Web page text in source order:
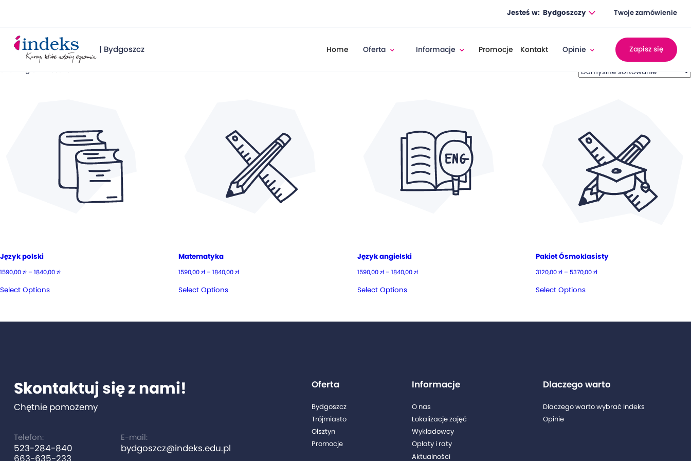
Jesteś w: Bydgoszczy Twoje zamówienie
| Bydgoszcz Home Oferta Informacje Promocje Kontakt Opinie Zapisz się
Język polski
1590,00zł – 1840,00złZakres
Select Options
Matematyka
1590,00zł – 1840,00złZakres
Select Options
Język angielski
1590,00zł – 1840,00złZakres
Select Options
Pakiet Ósmoklasisty
3120,00zł – 5370,00złZakres
Select Options
Skontaktuj się z nami!
Chętnie pomożemy
Telefon:
523-284-840
663-635-233
E-mail:
bydgoszcz@indeks.edu.pl
Oferta
Bydgoszcz
Trójmiasto
Olsztyn
Promocje
Informacje
O nas
Lokalizacje zajęć
Wykładowcy
Opłaty i raty
Aktualności
Dlaczego warto
Dlaczego warto wybrać Indeks
Opinie